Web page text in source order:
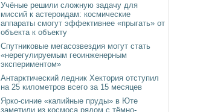
Учёные решили сложную задачу для
миссий к астероидам: космические
аппараты смогут эффективнее «прыгать» от
объекта к объекту
Спутниковые мегасозвездия могут стать
«нерегулируемым геоинженерным
экспериментом»
Антарктический ледник Хектория отступил
на 25 километров всего за 15 месяцев
Ярко-синие «калийные пруды» в Юте
заметили из космоса рядом с тёмно-